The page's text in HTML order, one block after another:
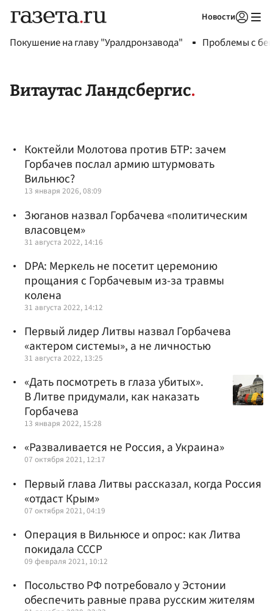
Новости
Покушение на главу "Уралдронзавода" Проблемы с
Витаутас Ландсбергис
Коктейли Молотова против БТР: зачем
Горбачев послал армию штурмовать
Вильнюс?
13 января 2026, 08:09
Зюганов назвал Горбачева «политическим
власовцем»
31 августа 2022, 14:16
DPA: Меркель не посетит церемонию
прощания с Горбачевым из-за травмы
колена
31 августа 2022, 14:12
Первый лидер Литвы назвал Горбачева
«актером системы», а не личностью
31 августа 2022, 13:25
«Дать посмотреть в глаза убитых».
В Литве придумали, как наказать
Горбачева
13 января 2022, 15:28
«Разваливается не Россия, а Украина»
07 октября 2021, 12:17
Первый глава Литвы рассказал, когда Россия
«отдаст Крым»
07 октября 2021, 04:19
Операция в Вильнюсе и опрос: как Литва
покидала СССР
09 февраля 2021, 10:12
Посольство РФ потребовало у Эстонии
обеспечить равные права русским жителям